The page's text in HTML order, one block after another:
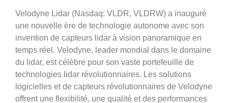
Velodyne Lidar (Nasdaq: VLDR, VLDRW) a inauguré
une nouvelle ère de technologie autonome avec son
invention de capteurs lidar à vision panoramique en
temps réel. Velodyne, leader mondial dans le domaine
du lidar, est célèbre pour son vaste portefeuille de
technologies lidar révolutionnaires. Les solutions
logicielles et de capteurs révolutionnaires de Velodyne
offrent une flexibilité, une qualité et des performances